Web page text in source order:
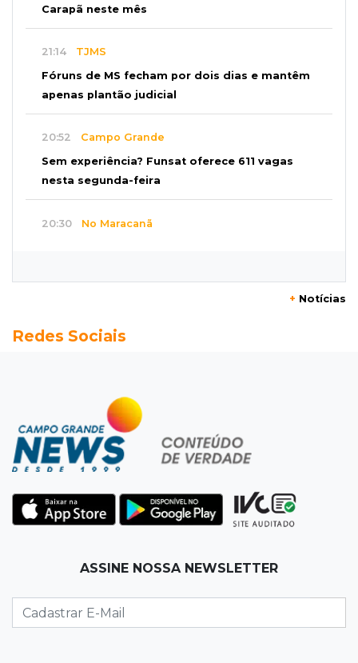
Carapã neste mês
21:14 TJMS
Fóruns de MS fecham por dois dias e mantêm
apenas plantão judicial
20:52 Campo Grande
Sem experiência? Funsat oferece 611 vagas
nesta segunda-feira
20:30 No Maracanã
Seleções em MS têm salários de até R$ 8,2 mil;
Jardim Itatiaia
Vigia é amarrado durante roubo de carro e
dois caminhões em pátio
Corinthians vence Bragantino por 2 a 0 e sobe
para 7º no Brasileirão
Na Vila Belmiro
lugar no Brasileirão
+ Notícias
Redes Sociais
ASSINE NOSSA NEWSLETTER